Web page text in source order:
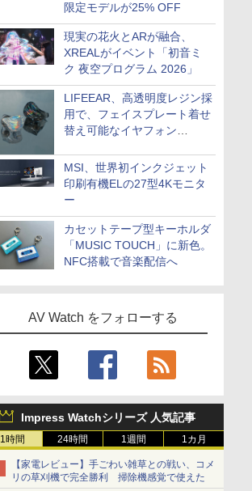
限定モデルが25% OFF
現実の花火とARが融合、
XREALがイベント「初音ミ
ク 夜空プログラム 2026」
LIFEEAR、高透明度レジン採
用で、フェイスプレート着せ
替え可能なイヤフォン
MSI、世界初インクジェット
印刷有機ELの27型4Kモニタ
ー
カセットテープ型キーホルダ
「MUSIC TOUCH」に新色。
NFC搭載で音楽配信へ
AV Watch をフォローする
Impress Watchシリーズ 人気記事
1時間 24時間 1週間 1カ月
【家電レビュー】手ごわい雑草との戦い、コメ
リの草刈機で完全勝利 掃除機感覚で使えた